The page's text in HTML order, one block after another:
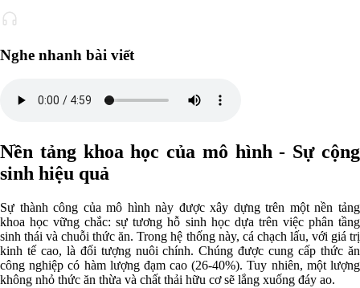
Nghe nhanh bài viết
Nền tảng khoa học của mô hình - Sự cộng
sinh hiệu quả
Sự thành công của mô hình này được xây dựng trên một nền tảng
khoa học vững chắc: sự tương hỗ sinh học dựa trên việc phân tầng
sinh thái và chuỗi thức ăn. Trong hệ thống này, cá chạch lấu, với giá trị
kinh tế cao, là đối tượng nuôi chính. Chúng được cung cấp thức ăn
công nghiệp có hàm lượng đạm cao (26-40%). Tuy nhiên, một lượng
không nhỏ thức ăn thừa và chất thải hữu cơ sẽ lắng xuống đáy ao.